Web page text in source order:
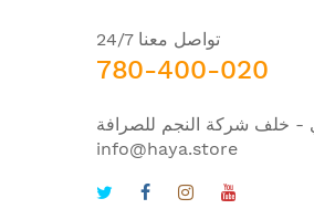
تواصل معنا 24/7
780-400-020
- خلف شركة النجم للصرافة
info@haya.store